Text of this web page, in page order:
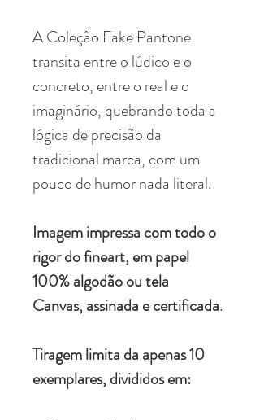
A Coleção Fake Pantone
transita entre o lúdico e o
concreto, entre o real e o
imaginário, quebrando toda a
lógica de precisão da
tradicional marca, com um
pouco de humor nada literal.
Imagem impressa com todo o
rigor do fineart, em papel
100% algodão ou tela
Canvas, assinada e certificada.
Tiragem limita da apenas 10
exemplares, divididos em: